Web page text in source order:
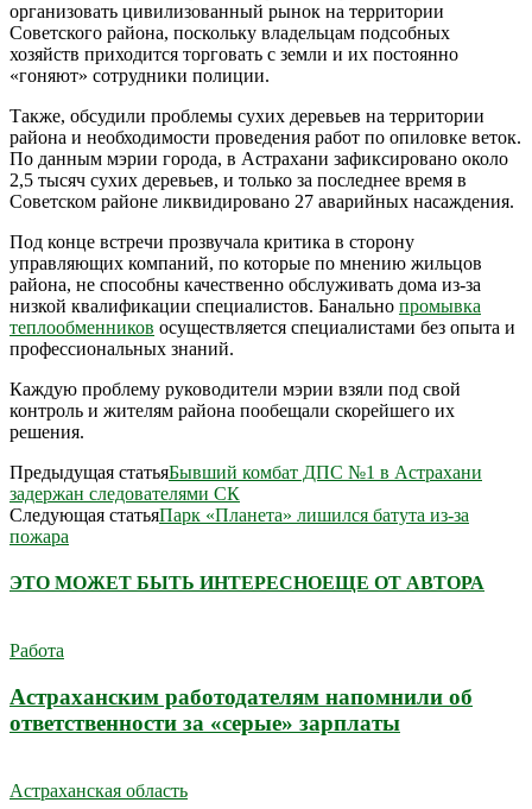
организовать цивилизованный рынок на территории
Советского района, поскольку владельцам подсобных
хозяйств приходится торговать с земли и их постоянно
«гоняют» сотрудники полиции.
Также, обсудили проблемы сухих деревьев на территории
района и необходимости проведения работ по опиловке веток.
По данным мэрии города, в Астрахани зафиксировано около
2,5 тысяч сухих деревьев, и только за последнее время в
Советском районе ликвидировано 27 аварийных насаждения.
Под конце встречи прозвучала критика в сторону
управляющих компаний, по которые по мнению жильцов
района, не способны качественно обслуживать дома из-за
низкой квалификации специалистов. Банально промывка
теплообменников осуществляется специалистами без опыта и
профессиональных знаний.
Каждую проблему руководители мэрии взяли под свой
контроль и жителям района пообещали скорейшего их
решения.
Предыдущая статьяБывший комбат ДПС №1 в Астрахани
задержан следователями СК
Следующая статьяПарк «Планета» лишился батута из-за
пожара
ЭТО МОЖЕТ БЫТЬ ИНТЕРЕСНОЕЩЕ ОТ АВТОРА
Работа
Астраханским работодателям напомнили об
ответственности за «серые» зарплаты
Астраханская область